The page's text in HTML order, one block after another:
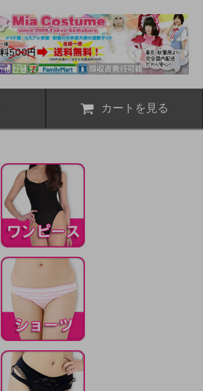
カートを見る